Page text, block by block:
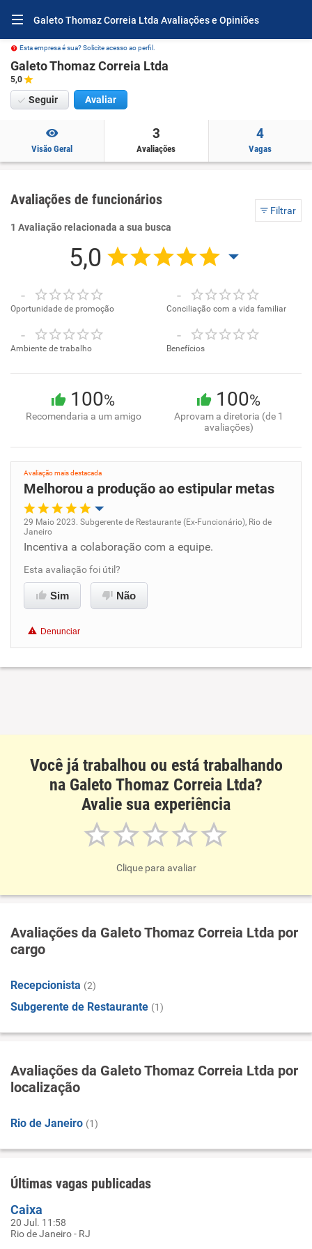
Galeto Thomaz Correia Ltda Avaliações e Opiniões
Esta empresa é sua? Solicite acesso ao perfil.
Galeto Thomaz Correia Ltda
5,0
Seguir Avaliar
Visão Geral
3
Avaliações
4
Vagas
Avaliações de funcionários
Filtrar
1 Avaliação relacionada a sua busca
5,0
-
Oportunidade de promoção
-
Conciliação com a vida familiar
-
Ambiente de trabalho
-
Benefícios
100%
Recomendaria a um amigo
100%
Aprovam a diretoria (de 1
avaliações)
Avaliação mais destacada
Melhorou a produção ao estipular metas
Oportunidade de promoção
Ambiente de trabalho
Conciliação com a vida familiar
29 Maio 2023. Subgerente de Restaurante (Ex-Funcionário), Rio de
Janeiro
Incentiva a colaboração com a equipe.
Esta avaliação foi útil?
Sim Não
Denunciar
Você já trabalhou ou está trabalhando
na Galeto Thomaz Correia Ltda?
Avalie sua experiência
Clique para avaliar
Avaliações da Galeto Thomaz Correia Ltda por
cargo
Recepcionista (2)
Subgerente de Restaurante (1)
Avaliações da Galeto Thomaz Correia Ltda por
localização
Rio de Janeiro (1)
Últimas vagas publicadas
Caixa
20 Jul. 11:58
Rio de Janeiro - RJ